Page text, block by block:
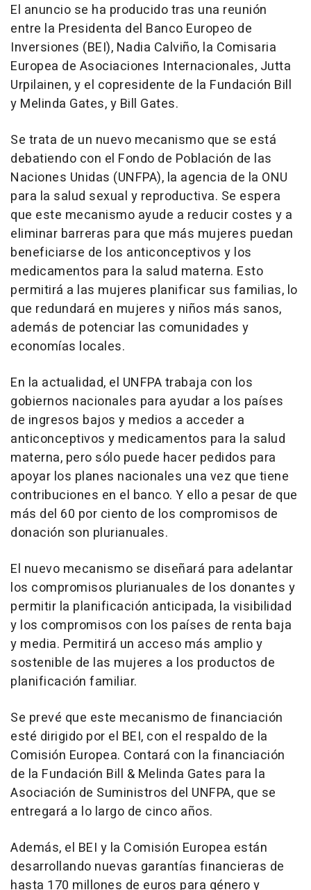
El anuncio se ha producido tras una reunión
entre la Presidenta del Banco Europeo de
Inversiones (BEI), Nadia Calviño, la Comisaria
Europea de Asociaciones Internacionales, Jutta
Urpilainen, y el copresidente de la Fundación Bill
y Melinda Gates, y Bill Gates.
Se trata de un nuevo mecanismo que se está
debatiendo con el Fondo de Población de las
Naciones Unidas (UNFPA), la agencia de la ONU
para la salud sexual y reproductiva. Se espera
que este mecanismo ayude a reducir costes y a
eliminar barreras para que más mujeres puedan
beneficiarse de los anticonceptivos y los
medicamentos para la salud materna. Esto
permitirá a las mujeres planificar sus familias, lo
que redundará en mujeres y niños más sanos,
además de potenciar las comunidades y
economías locales.
En la actualidad, el UNFPA trabaja con los
gobiernos nacionales para ayudar a los países
de ingresos bajos y medios a acceder a
anticonceptivos y medicamentos para la salud
materna, pero sólo puede hacer pedidos para
apoyar los planes nacionales una vez que tiene
contribuciones en el banco. Y ello a pesar de que
más del 60 por ciento de los compromisos de
donación son plurianuales.
El nuevo mecanismo se diseñará para adelantar
los compromisos plurianuales de los donantes y
permitir la planificación anticipada, la visibilidad
y los compromisos con los países de renta baja
y media. Permitirá un acceso más amplio y
sostenible de las mujeres a los productos de
planificación familiar.
Se prevé que este mecanismo de financiación
esté dirigido por el BEI, con el respaldo de la
Comisión Europea. Contará con la financiación
de la Fundación Bill & Melinda Gates para la
Asociación de Suministros del UNFPA, que se
entregará a lo largo de cinco años.
Además, el BEI y la Comisión Europea están
desarrollando nuevas garantías financieras de
hasta 170 millones de euros para género y